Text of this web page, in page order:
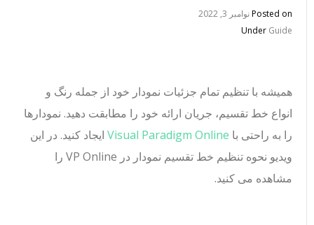
Posted onنوامبر 3, 2022
UnderGuide
همیشه با تنظیم تمام جزئیات نمودار خود از جمله رنگ و
انواع خط تقسیم، جریان ارائه خود را مطابقت دهید. نمودارها
را به راحتی باVisual Paradigm Onlineایجاد کنید. در این
ویدیو نحوه تنظیم خط تقسیم نمودار در VP Online را
مشاهده می کنید.